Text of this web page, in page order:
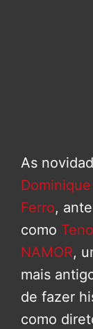
As
Ferro,
como
NAMOR,
mais
de fazer
como